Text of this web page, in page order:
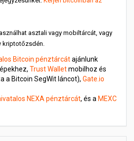
asztali vagy mobiltárcát, vagy
kriptotőzsdén.
Bitcoin pénztárcátajánlunk
Trust Walletmobilhoz és
a Bitcoin SegWit láncot), Gate.io
NEXA pénztárcát, és a MEXC